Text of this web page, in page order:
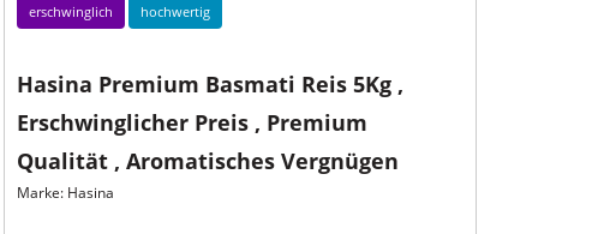
erschwinglich hochwertig
Hasina Premium Basmati Reis 5Kg ,
Erschwinglicher Preis , Premium
Qualität , Aromatisches Vergnügen
Marke: Hasina